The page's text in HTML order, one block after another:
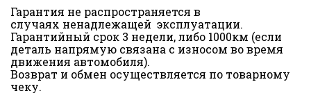
Гарантия не распространяется в
случаях ненадлежащей эксплуатации.
Гарантийный срок 3 недели, либо 1000км (если
деталь напрямую связана с износом во время
движения автомобиля).
Возврат и обмен осуществляется по товарному
чеку.